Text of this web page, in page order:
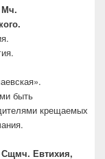
Мч.
быть
крещаемых
Сщмч. Евтихия,